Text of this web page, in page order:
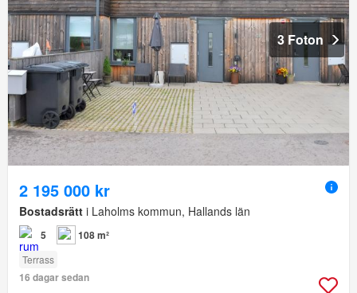
3 Foton
2 195 000 kr
Bostadsrätt i Laholms kommun, Hallands län
5 108 m²
Terrass
16 dagar sedan